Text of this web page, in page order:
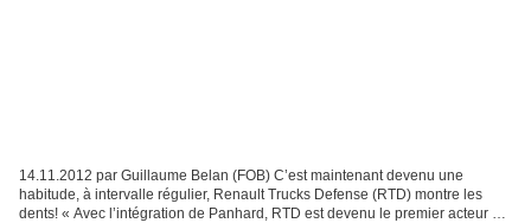
14.11.2012 par Guillaume Belan (FOB) C’est maintenant devenu une
habitude, à intervalle régulier, Renault Trucks Defense (RTD) montre les
dents! « Avec l’intégration de Panhard, RTD est devenu le premier acteur en